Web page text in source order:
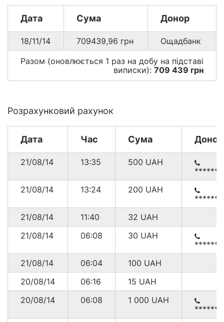
Дата Сума Донор
18/11/14 709439,96 грн
Ощадбанк
Разом (оновлюється 1 раз на добу на підставі
виписки): 709 439 грн
Розрахунковий рахунок
Дата Час Сума Донор
21/08/14 13:35 500 UAH
21/08/14
13:24 200 UAH
21/08/14
11:40 32 UAH
21/08/14
06:08 30 UAH
21/08/14
06:04 100 UAH
20/08/14
06:16 15 UAH
20/08/14
06:08 1 000 UAH